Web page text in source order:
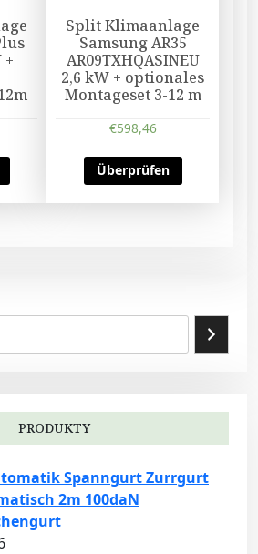
+
Split Klimaanlage
Samsung AR35
AR09TXHQASINEU
2,6 kW + optionales
Montageset 3-12 m
€598,46
Überprüfen
PRODUKTY
Spanngurt Zurrgurt
2m 100daN